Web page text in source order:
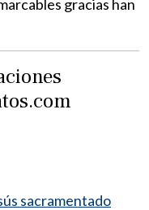
gracias han
sacramentado